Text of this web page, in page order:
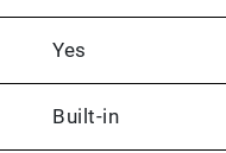
Yes
Built-in